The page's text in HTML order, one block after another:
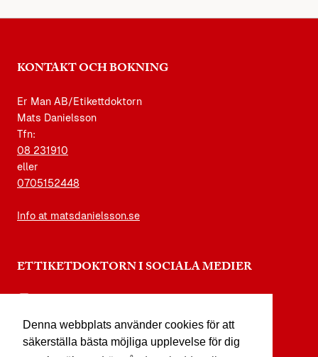
Denna webbplats använder cookies för att
säkerställa bästa möjliga upplevelse för dig
KONTAKT OCH BOKNING
Er Man AB/Etikettdoktorn
Mats Danielsson
Tfn:
08 231910
eller
0705152448
Info at matsdanielsson.se
ETTIKETDOKTORN I SOCIALA MEDIER
facebook.com/etikettdoktorn
youtube.com/etikettdoktorn